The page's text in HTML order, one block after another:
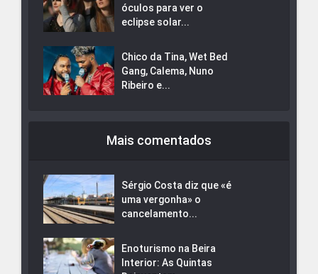
óculos para ver o
eclipse solar...
Chico da Tina, Wet Bed
Gang, Calema, Nuno
Ribeiro e...
Mais comentados
Sérgio Costa diz que «é
uma vergonha» o
cancelamento...
Enoturismo na Beira
Interior: As Quintas